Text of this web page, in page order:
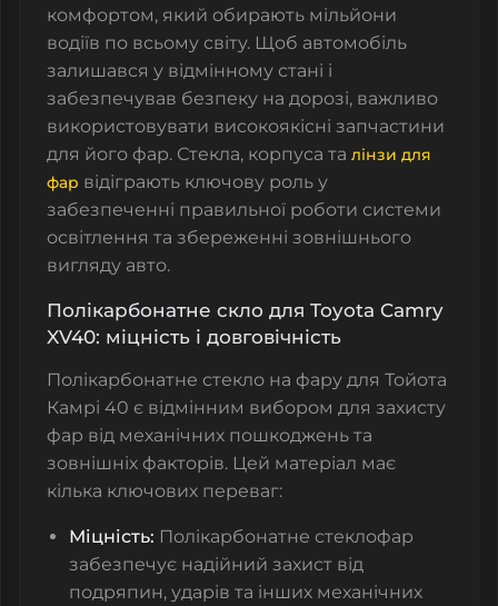
комфортом, який обирають мільйони
водіїв по всьому світу. Щоб автомобіль
залишався у відмінному стані і
забезпечував безпеку на дорозі, важливо
використовувати високоякісні запчастини
для його фар. Стекла, корпуса та лінзи для
фар відіграють ключову роль у
забезпеченні правильної роботи системи
освітлення та збереженні зовнішнього
вигляду авто.
Полікарбонатне скло для Toyota Camry
XV40: міцність і довговічність
Полікарбонатне стекло на фару для Тойота
Камрі 40 є відмінним вибором для захисту
фар від механічних пошкоджень та
зовнішніх факторів. Цей матеріал має
кілька ключових переваг:
Міцність: Полікарбонатне стеклофар
забезпечує надійний захист від
подряпин, ударів та інших механічних